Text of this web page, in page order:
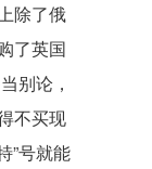
除了俄
了英国
别论，
不买现
”号就能